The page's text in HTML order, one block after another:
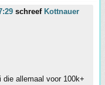
schreef Kottnauer
die allemaal voor 100k+